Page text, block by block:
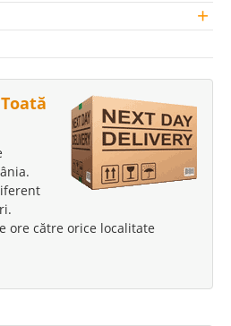
+
ore către orice localitate